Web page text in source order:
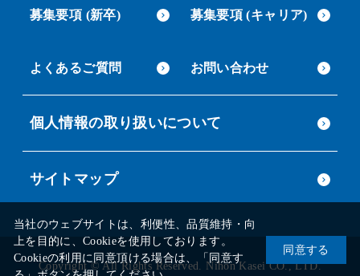
募集要項 (新卒) 募集要項 (キャリア)
よくあるご質問 お問い合わせ
個人情報の取り扱いについて
サイトマップ
Copyright © All Rights Reserved. Nihon Kasei CO., LTD.
当社のウェブサイトは、利便性、品質維持・向
上を目的に、Cookieを使用しております。
Cookieの利用に同意頂ける場合は、「同意す
同意する